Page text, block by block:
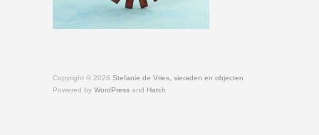
Copyright © 2026 Stefanie de Vries, sieraden en objecten
Powered by WordPress and Hatch